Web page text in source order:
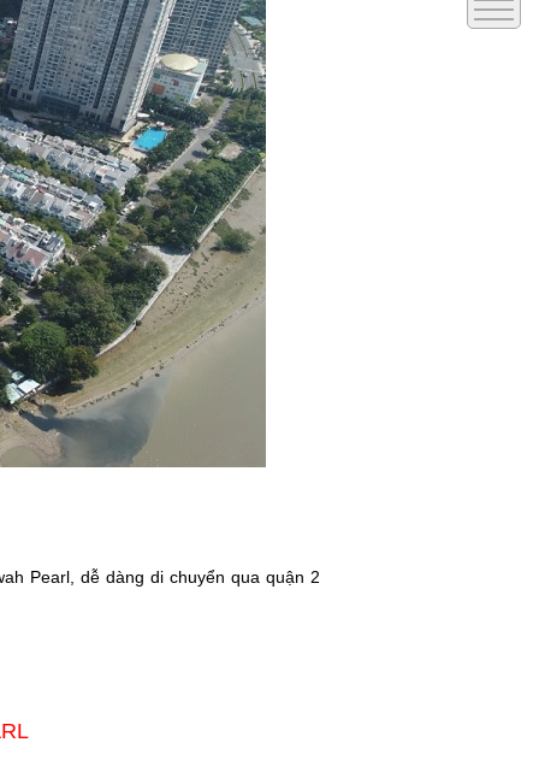
Pearl, dễ dàng di chuyển qua quận 2